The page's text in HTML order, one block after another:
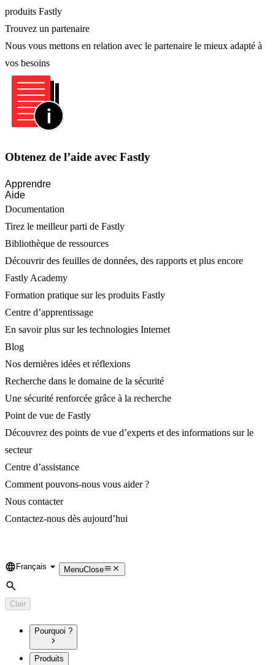
produits Fastly
Trouvez un partenaire
Nous vous mettons en relation avec le partenaire le mieux adapté à
vos besoins
Obtenez de l’aide avec Fastly
Apprendre
Aide
Documentation
Tirez le meilleur parti de Fastly
Bibliothèque de ressources
Découvrir des feuilles de données, des rapports et plus encore
Fastly Academy
Formation pratique sur les produits Fastly
Centre d’apprentissage
En savoir plus sur les technologies Internet
Blog
Nos dernières idées et réflexions
Recherche dans le domaine de la sécurité
Une sécurité renforcée grâce à la recherche
Point de vue de Fastly
Découvrez des points de vue d’experts et des informations sur le
secteur
Centre d’assistance
Comment pouvons-nous vous aider ?
Nous contacter
Contactez-nous dès aujourd’hui
Language
Français MenuClose
Rechercher
Clair
Pourquoi ?
Produits